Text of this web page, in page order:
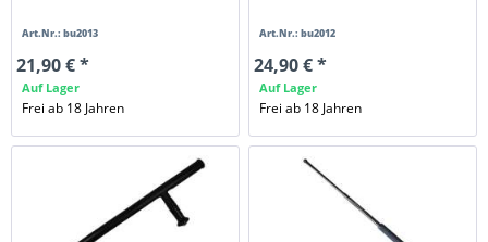
Art.Nr.: bu2013
21,90 € *
Auf Lager
Frei ab 18 Jahren
Art.Nr.: bu2012
24,90 € *
Auf Lager
Frei ab 18 Jahren